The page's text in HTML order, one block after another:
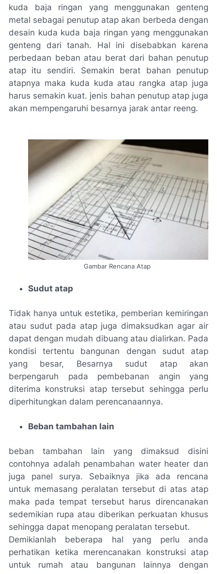
kuda baja ringan yang menggunakan genteng
metal sebagai penutup atap akan berbeda dengan
desain kuda kuda baja ringan yang menggunakan
genteng dari tanah. Hal ini disebabkan karena
perbedaan beban atau berat dari bahan penutup
atap itu sendiri. Semakin berat bahan penutup
atapnya maka kuda kuda atau rangka atap juga
harus semakin kuat. jenis bahan penutup atap juga
akan mempengaruhi besarnya jarak antar reeng.
Gambar Rencana Atap
Sudut atap
Tidak hanya untuk estetika, pemberian kemiringan
atau sudut pada atap juga dimaksudkan agar air
dapat dengan mudah dibuang atau dialirkan. Pada
kondisi tertentu bangunan dengan sudut atap
yang besar, Besarnya sudut atap akan
berpengaruh pada pembebanan angin yang
diterima konstruksi atap tersebut sehingga perlu
diperhitungkan dalam perencanaannya.
Beban tambahan lain
beban tambahan lain yang dimaksud disini
contohnya adalah penambahan water heater dan
juga panel surya. Sebaiknya jika ada rencana
untuk memasang peralatan tersebut di atas atap
maka pada tempat tersebut harus direncanakan
sedemikian rupa atau diberikan perkuatan khusus
sehingga dapat menopang peralatan tersebut.
Demikianlah beberapa hal yang perlu anda
perhatikan ketika merencanakan konstruksi atap
untuk rumah atau bangunan lainnya dengan